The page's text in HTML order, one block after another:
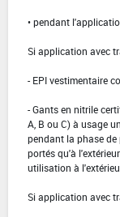
• pendant
Si application avec
- EPI vestimentaire
- Gants en nitrile
A, B ou C) à usage
pendant la phase de
portés qu'à
utilisation à
Si application avec